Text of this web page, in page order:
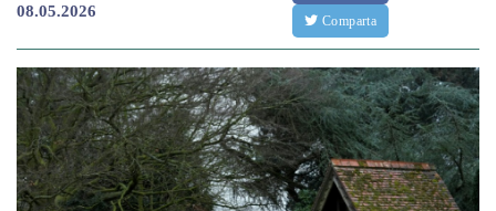
08.05.2026
Comparta